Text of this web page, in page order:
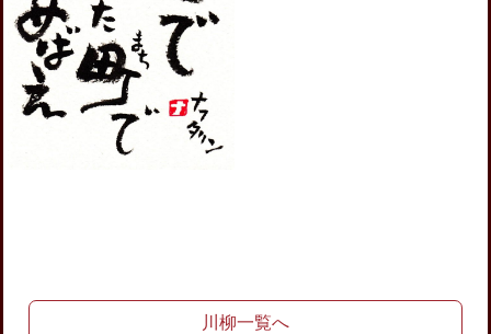
川柳一覧へ